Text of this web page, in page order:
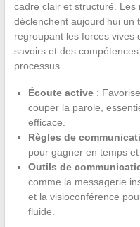
cadre clair et structuré.
déclenchent aujourd’hui un
regroupant les forces vives
savoirs et des
processus.
Écoute active:
couper la parole,
efficace.
Règles de
pour gagner en temps et
Outils de
comme la messagerie
et la visioconférence
fluide.